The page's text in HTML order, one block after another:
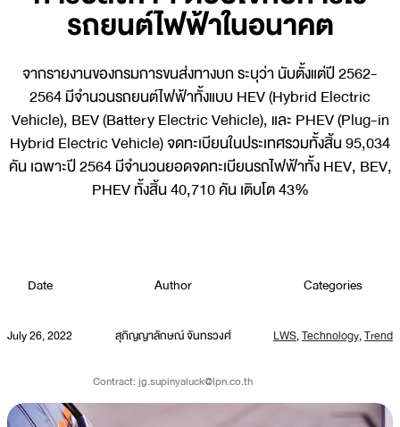
รถยนต์ไฟฟ้าในอนาคต
จากรายงานของกรมการขนส่งทางบก ระบุว่า นับตั้งแต่ปี 2562-
2564 มีจำนวนรถยนต์ไฟฟ้าทั้งแบบ HEV (Hybrid Electric
Vehicle), BEV (Battery Electric Vehicle), และ PHEV (Plug-in
Hybrid Electric Vehicle) จดทะเบียนในประเทศรวมทั้งสิ้น 95,034
คัน เฉพาะปี 2564 มีจำนวนยอดจดทะเบียนรถไฟฟ้าทั้ง HEV, BEV,
PHEV ทั้งสิ้น 40,710 คัน เติบโต 43%
Date
July 26, 2022
Author
สุภิญญาลักษณ์ จันทรวงศ์
Contract:jg.supinyaluck@lpn.co.th
Categories
LWS,Technology,Trend